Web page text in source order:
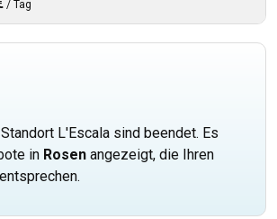
/ Tag
L'Escala sind beendet. Es
in Rosen angezeigt, die Ihren